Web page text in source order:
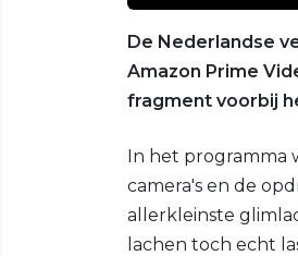
De Nederlandse
Amazon Prime
fragment voorbij
In het programma
camera's en de
allerkleinste
lachen toch echt